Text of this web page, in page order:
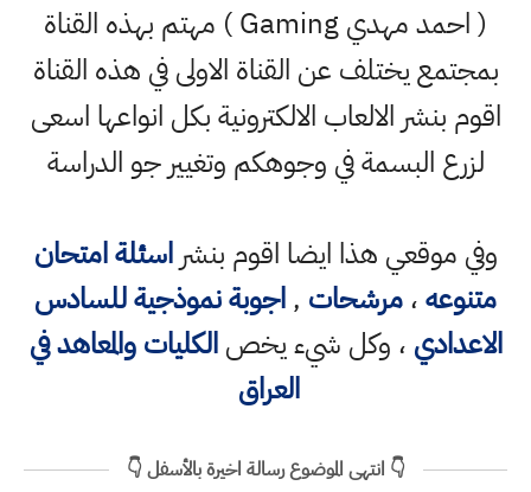
( احمد مهدي Gaming ) مهتم بهذه القناة
بمجتمع يختلف عن القناة الاولى في هذه القناة
اقوم بنشر الالعاب الالكترونية بكل انواعها اسعى
لزرع البسمة في وجوهكم وتغيير جو الدراسة
وفي موقعي هذا ايضا اقوم بنشراسئلة امتحان
متنوعه،مرشحات ,اجوبة نموذجية للسادس
الاعدادي ، وكل شيء يخصالكليات والمعاهد في
العراق
👇 انتهى الموضوع رسالة اخيرة بالأسفل 👇